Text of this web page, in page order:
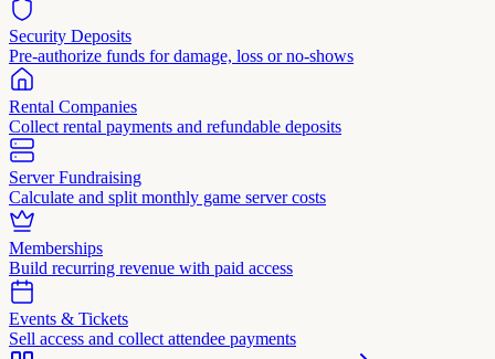
Security Deposits
Pre-authorize funds for damage, loss or no-shows
Rental Companies
Collect rental payments and refundable deposits
Server Fundraising
Calculate and split monthly game server costs
Memberships
Build recurring revenue with paid access
Events & Tickets
Sell access and collect attendee payments